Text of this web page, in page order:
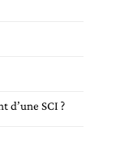
d’une SCI ?